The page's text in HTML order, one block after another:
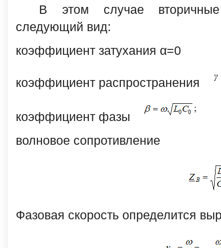
В этом случае
следующий вид:
коэффициент затухания α=0
коэффициент распространения
коэффициент фазы
волновое сопротивление
Фазовая скорость определится